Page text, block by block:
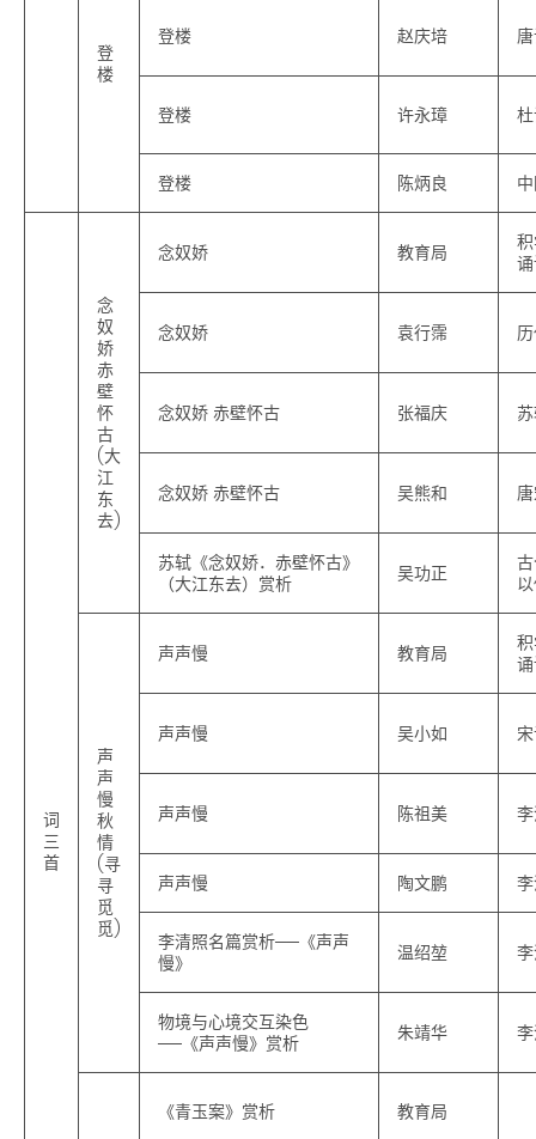
登
楼
登楼 赵庆培
登楼 许永璋
登楼 陈炳良
词
三
首
念
奴
娇
赤
壁
怀
古
(大
江
东
去)
念奴娇 教育局
念奴娇 袁行霈
念奴娇 赤壁怀古 张福庆
念奴娇 赤壁怀古 吴熊和
苏轼《念奴娇．赤壁怀古》
（大江东去）赏析
吴功正
声
声
慢
秋
情
(寻
寻
觅
觅)
声声慢 教育局
声声慢 吴小如
声声慢 陈祖美
声声慢 陶文鹏
李清照名篇赏析──《声声
慢》
温绍堃
物境与心境交互染色
──《声声慢》赏析
朱靖华
《青玉案》赏析 教育局